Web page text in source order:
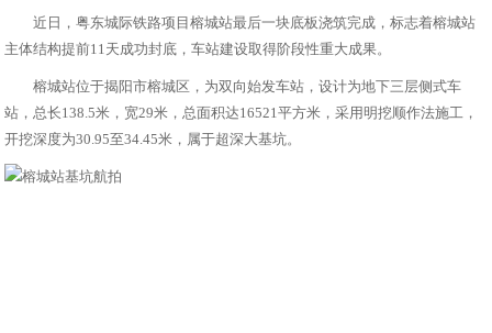
近日，粤东城际铁路项目榕城站最后一块底板浇筑完成，标志着榕城站
主体结构提前11天成功封底，车站建设取得阶段性重大成果。
榕城站位于揭阳市榕城区，为双向始发车站，设计为地下三层侧式车
站，总长138.5米，宽29米，总面积达16521平方米，采用明挖顺作法施工，
开挖深度为30.95至34.45米，属于超深大基坑。